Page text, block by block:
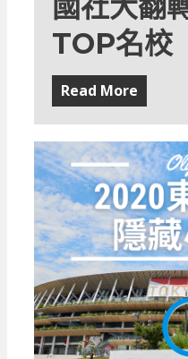
TOP名校
Read More